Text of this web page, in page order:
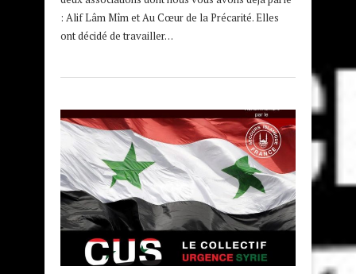
: Alif Lâm Mîm et Au Cœur de la Précarité. Elles
ont décidé de travailler…